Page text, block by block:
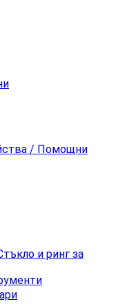
/ Помощни
и ринг за